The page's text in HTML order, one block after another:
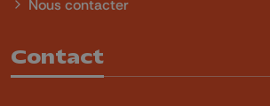
Nous contacter
Contact